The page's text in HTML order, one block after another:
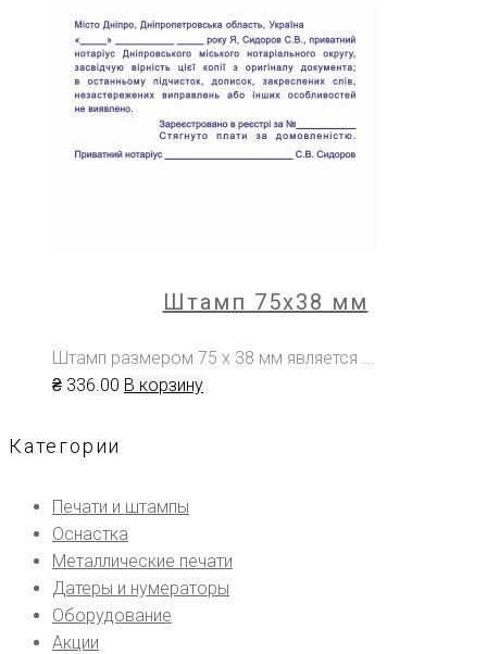
Штамп 75х38 мм
Штамп размером 75 х 38 мм является ...
₴ 336 .00 В корзину
Категории
Печати и штампы
Оснастка
Металлические печати
Датеры и нумераторы
Оборудование
Акции